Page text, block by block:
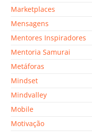
Marketplaces
Mensagens
Mentores Inspiradores
Mentoria Samurai
Metáforas
Mindset
Mindvalley
Mobile
Motivação